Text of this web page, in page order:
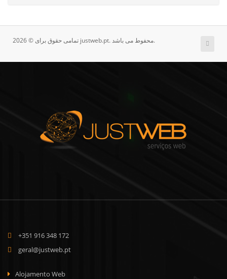
تمامی حقوق برای © 2026 justweb.pt. محفوط می باشد.
+351 916 348 172
geral@justweb.pt
Alojamento Web